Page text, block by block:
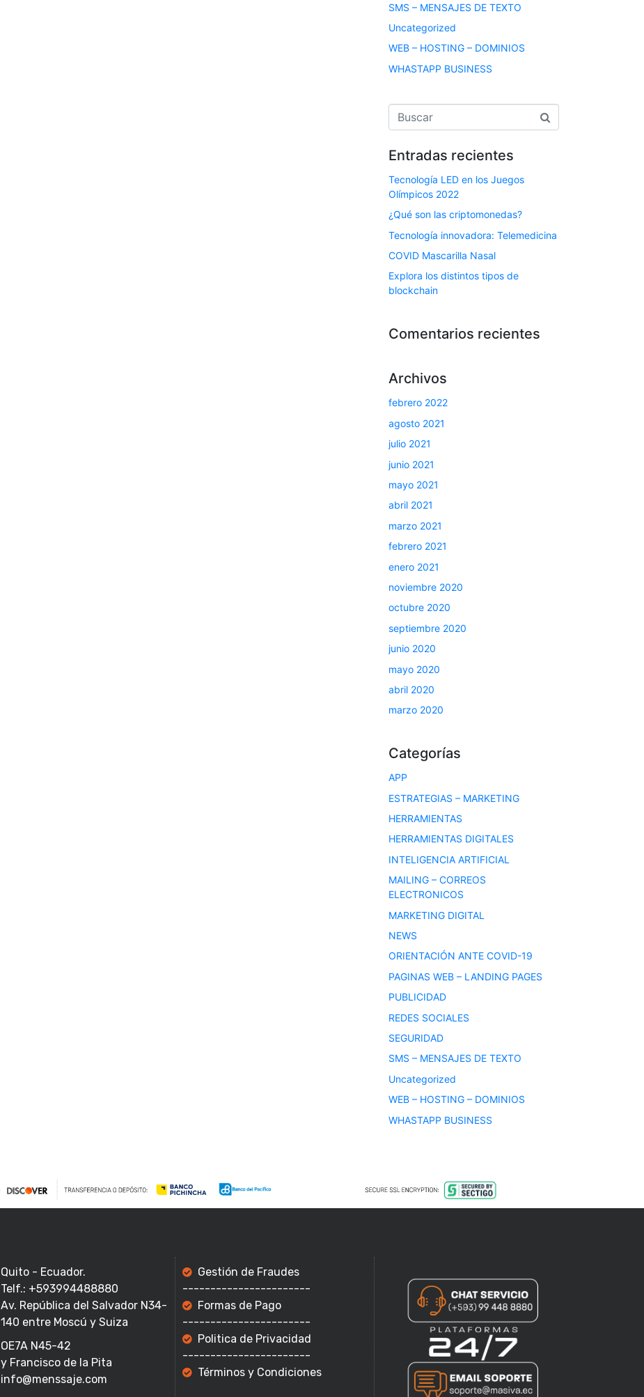
SMS – MENSAJES DE TEXTO
Uncategorized
WEB – HOSTING – DOMINIOS
WHASTAPP BUSINESS
Entradas recientes
Tecnología LED en los Juegos
Olímpicos 2022
¿Qué son las criptomonedas?
Tecnología innovadora: Telemedicina
COVID Mascarilla Nasal
Explora los distintos tipos de
blockchain
Comentarios recientes
Archivos
febrero 2022
agosto 2021
julio 2021
junio 2021
mayo 2021
abril 2021
marzo 2021
febrero 2021
enero 2021
noviembre 2020
octubre 2020
septiembre 2020
junio 2020
mayo 2020
abril 2020
marzo 2020
Categorías
APP
ESTRATEGIAS – MARKETING
HERRAMIENTAS
HERRAMIENTAS DIGITALES
INTELIGENCIA ARTIFICIAL
MAILING – CORREOS
ELECTRONICOS
MARKETING DIGITAL
NEWS
ORIENTACIÓN ANTE COVID-19
PAGINAS WEB – LANDING PAGES
PUBLICIDAD
REDES SOCIALES
SEGURIDAD
SMS – MENSAJES DE TEXTO
Uncategorized
WEB – HOSTING – DOMINIOS
WHASTAPP BUSINESS
Quito - Ecuador.
Telf.: +593994488880
Av. República del Salvador N34-
140 entre Moscú y Suiza
OE7A N45-42
y Francisco de la Pita
info@menssaje.com
Gestión de Fraudes
-----------------------
Formas de Pago
-----------------------
Politica de Privacidad
-----------------------
Términos y Condiciones